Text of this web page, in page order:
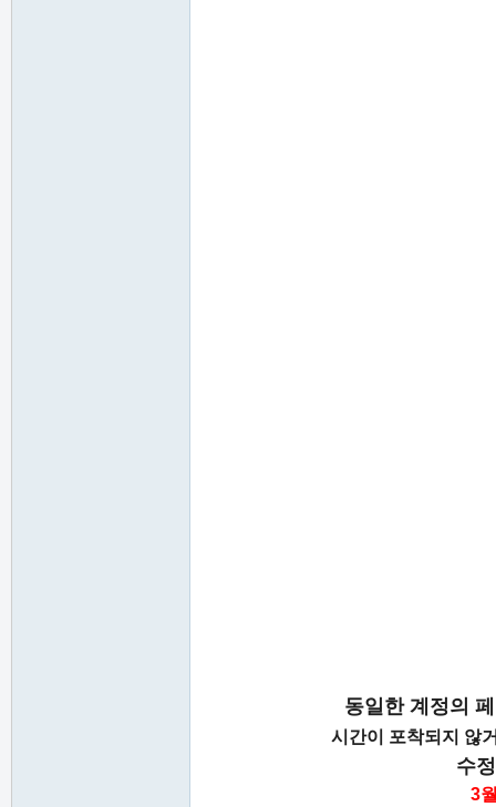
동일한 계정의
시간이 포착되지 않
수
3